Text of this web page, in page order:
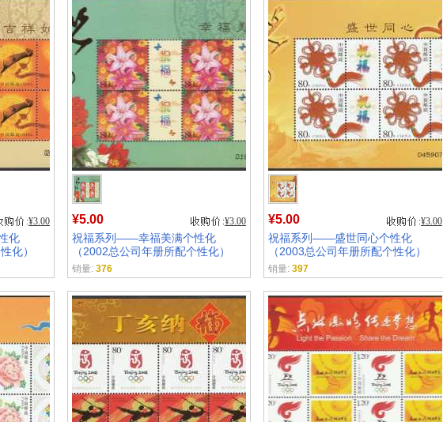
¥3.00
化
化）
¥5.00 ¥3.00
祝福系列——幸福美满个性化
（2002总公司年册所配个性化）
销量: 376
¥5.00 ¥3.00
祝福系列——盛世同心个性化
（2003总公司年册所配个性化）
销量: 397